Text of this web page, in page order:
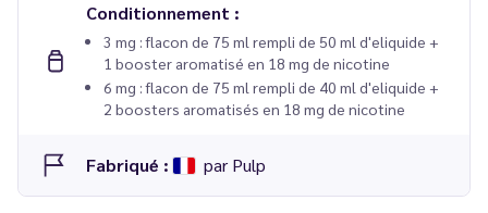
Conditionnement :
3 mg : flacon de 75 ml rempli de 50 ml d'eliquide +
1 booster aromatisé en 18 mg de nicotine
6 mg : flacon de 75 ml rempli de 40 ml d'eliquide +
2 boosters aromatisés en 18 mg de nicotine
Fabriqué : par Pulp